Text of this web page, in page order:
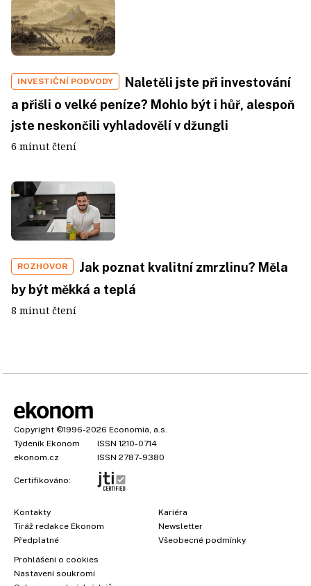
INVESTIČNÍ PODVODY
Naletěli jste při investování
a přišli o velké peníze? Mohlo být i hůř, alespoň
jste neskončili vyhladovělí v džungli
6 minut čtení
ROZHOVOR
Jak poznat kvalitní zmrzlinu? Měla
by být měkká a teplá
8 minut čtení
Copyright ©1996-2026 Economia, a.s.
Týdeník Ekonom
ISSN 1210-0714
ekonom.cz
ISSN 2787-9380
Certifikováno:
Kontakty
Tiráž redakce Ekonom
Předplatné
Kariéra
Newsletter
Všeobecné podmínky
Prohlášení o cookies
Nastavení soukromí